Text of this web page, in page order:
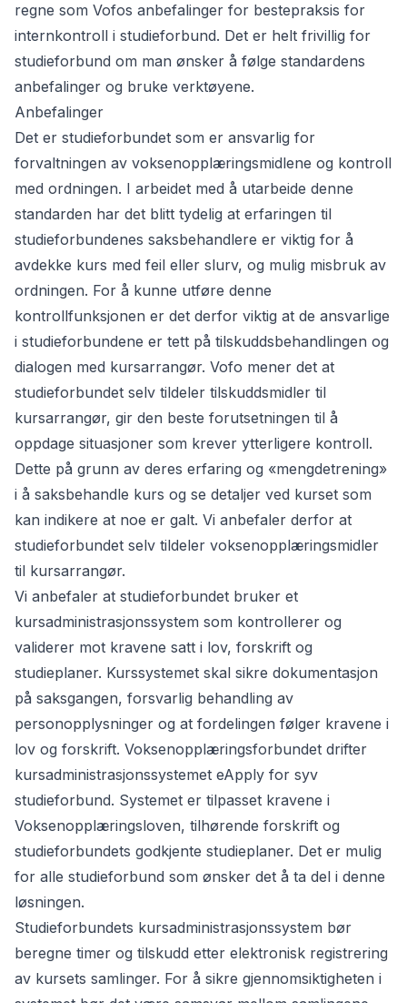
regne som Vofos anbefalinger for bestepraksis for
internkontroll i studieforbund. Det er helt frivillig for
studieforbund om man ønsker å følge standardens
anbefalinger og bruke verktøyene.
Anbefalinger
Det er studieforbundet som er ansvarlig for
forvaltningen av voksenopplæringsmidlene og kontroll
med ordningen. I arbeidet med å utarbeide denne
standarden har det blitt tydelig at erfaringen til
studieforbundenes saksbehandlere er viktig for å
avdekke kurs med feil eller slurv, og mulig misbruk av
ordningen. For å kunne utføre denne
kontrollfunksjonen er det derfor viktig at de ansvarlige
i studieforbundene er tett på tilskuddsbehandlingen og
dialogen med kursarrangør. Vofo mener det at
studieforbundet selv tildeler tilskuddsmidler til
kursarrangør, gir den beste forutsetningen til å
oppdage situasjoner som krever ytterligere kontroll.
Dette på grunn av deres erfaring og «mengdetrening»
i å saksbehandle kurs og se detaljer ved kurset som
kan indikere at noe er galt. Vi anbefaler derfor at
studieforbundet selv tildeler voksenopplæringsmidler
til kursarrangør.
Vi anbefaler at studieforbundet bruker et
kursadministrasjonssystem som kontrollerer og
validerer mot kravene satt i lov, forskrift og
studieplaner. Kurssystemet skal sikre dokumentasjon
på saksgangen, forsvarlig behandling av
personopplysninger og at fordelingen følger kravene i
lov og forskrift. Voksenopplæringsforbundet drifter
kursadministrasjonssystemet eApply for syv
studieforbund. Systemet er tilpasset kravene i
Voksenopplæringsloven, tilhørende forskrift og
studieforbundets godkjente studieplaner. Det er mulig
for alle studieforbund som ønsker det å ta del i denne
løsningen.
Studieforbundets kursadministrasjonssystem bør
beregne timer og tilskudd etter elektronisk registrering
av kursets samlinger. For å sikre gjennomsiktigheten i